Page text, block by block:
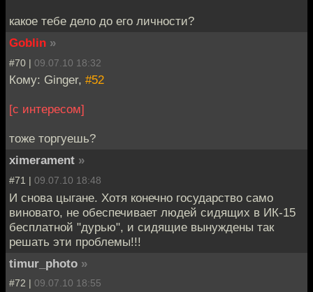
какое тебе дело до его личности?
Goblin »
#70 | 09.07.10 18:32
Кому: Ginger, #52
[с интересом]
тоже торгуешь?
ximerament »
#71 | 09.07.10 18:48
И снова цыгане. Хотя конечно государство само
виновато, не обеспечивает людей сидящих в ИК-15
бесплатной "дурью", и сидящие вынуждены так
решать эти проблемы!!!
timur_photo »
#72 | 09.07.10 18:55